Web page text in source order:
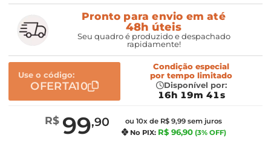
Pronto para envio em até
48h úteis
Seu quadro é produzido e despachado
rapidamente!
Use o código:
OFERTA10
Condição especial
por tempo limitado
Disponível por:
16h 19m 40s
R$ 99,90
ou 10x de R$ 9,99 sem juros
No PIX: R$ 96,90 (3% OFF)